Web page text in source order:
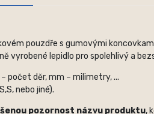
pouzdře s gumovými
vyrobené lepidlo pro spolehlivý a
– počet děr, mm – milimetry, ...
nebo jiné).
pozornost názvu produktu,